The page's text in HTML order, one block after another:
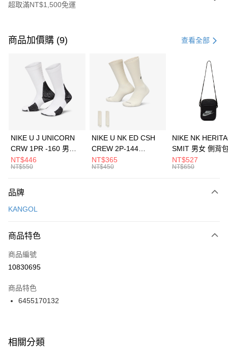
超取滿NT$1,500免運
信用卡一次付款
3 期 0 利率 每期 21家銀行
合作金庫商業銀行
第一商業銀行
華南商業銀行
彰化商業銀行
上海商業儲蓄銀行
元大商業銀行
台灣樂天信用卡公司
Apple Pay
全盈+PAY
AFTEE先享後付
【關於「AFTEE先享後付」】
便利好安心！
３．安心：先確認商品／服務後，再付款。
【「AFTEE先享後付」結帳流程】
１．於結帳方式選擇「AFTEE先享後付」後，將跳轉至「AFTEE先享後付」
２．訂單成立數日內，您將收到繳費通知簡訊。
３．收到繳費通知簡訊後14天內，點擊此簡訊中的連結，可透過四大超商／
ATM／網路銀行／等多元方式進行付款，方視為交易完成。
※ 交易是否成功請以「AFTEE先享後付 」之結帳頁面顯示為準，若有關於
是否繳費成功／繳費後需取消欲退款等相關疑問，請聯繫「AFTEE先享後付
運送方式
每筆NT$100，滿NT$1,500(含以上)免運費
宅配
每筆NT$100，滿NT$1,500(含以上)免運費
商品加價購 (9) 查看全部
NIKE U J UNICORN
CRW 1PR -160 男女
中統襪 FZ3393100
NT$446
NT$550
NIKE U NK ED CSH
CREW 2P-144
EMBRDY 男女 短統襪
FZ3073133
NT$365
NT$450
NIKE NK
SMIT 男女 側背
BA5871010
NT$527
NT$650
品牌
KANGOL
商品特色
商品編號
10830695
商品特色
6455170132
相關分類